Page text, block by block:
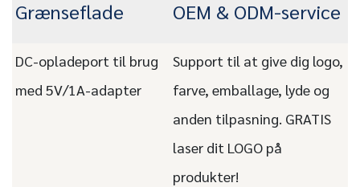
Grænseflade OEM & ODM-service
DC-opladeport til brug
med 5V/1A-adapter
Support til at give dig logo,
farve, emballage, lyde og
anden tilpasning. GRATIS
laser dit LOGO på
produkter!